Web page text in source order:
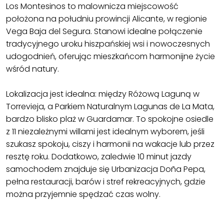
Los Montesinos to malownicza miejscowość
położona na południu prowincji Alicante, w regionie
Vega Baja del Segura. Stanowi idealne połączenie
tradycyjnego uroku hiszpańskiej wsi i nowoczesnych
udogodnień, oferując mieszkańcom harmonijne życie
wśród natury.
Lokalizacja jest idealna: między Różową Laguną w
Torrevieja, a Parkiem Naturalnym Lagunas de La Mata,
bardzo blisko plaż w Guardamar. To spokojne osiedle
z 11 niezależnymi willami jest idealnym wyborem, jeśli
szukasz spokoju, ciszy i harmonii na wakacje lub przez
resztę roku. Dodatkowo, zaledwie 10 minut jazdy
samochodem znajduje się Urbanizacja Doña Pepa,
pełna restauracji, barów i stref rekreacyjnych, gdzie
można przyjemnie spędzać czas wolny.